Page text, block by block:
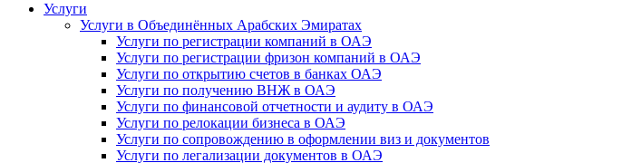
Услуги
Услуги в Объединённых Арабских Эмиратах
Услуги по регистрации компаний в ОАЭ
Услуги по регистрации фризон компаний в ОАЭ
Услуги по открытию счетов в банках ОАЭ
Услуги по получению ВНЖ в ОАЭ
Услуги по финансовой отчетности и аудиту в ОАЭ
Услуги по релокации бизнеса в ОАЭ
Услуги по сопровождению в оформлении виз и документов
Услуги по легализации документов в ОАЭ